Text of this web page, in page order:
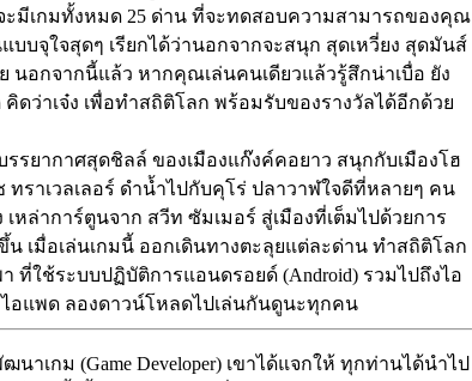
ะมีเกมทั้งหมด 25 ด่าน ที่จะทดสอบความสามารถของคุณ
บจุใจสุดๆ เรียกได้ว่านอกจากจะสนุก สุดเหวี่ยง สุดมันส์
นอกจากนี้แล้ว หากคุณเล่นคนเดียวแล้วรู้สึกน่าเบื่อ ยัง
ว่าเจ๋ง เพื่อทำสถิติโลก พร้อมรับของรางวัลได้อีกด้วย
รยากาศสุดชิลล์ ของเมืองแก๊งค์คอยาว สนุกกับเมืองโฮ
ราเวลเลอร์ ดำน้ำไปกับคุโร่ ปลาวาฬใจดีที่หลายๆ คน
หล่าการ์ตูนจาก สวีท ซัมเมอร์ สู่เมืองที่เต็มไปด้วยการ
เมื่อเล่นเกมนี้ ออกเดินทางตะลุยแต่ละด่าน ทำสถิติโลก
ใช้ระบบปฏิบัติการแอนดรอยด์ (Android) รวมไปถึงไอ
ไอแพด ลองดาวน์โหลดไปเล่นกันดูนะทุกคน
นาเกม (Game Developer) เขาได้แจกให้ ทุกท่านได้นำไป